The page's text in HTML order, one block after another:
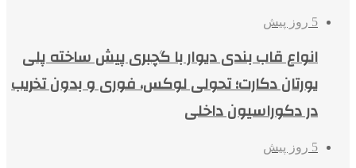
5 روز پیش
انواع قاب بندی دیوار با گچبری پیش ساخته پلی
یورتان دکارت؛ تحولی لوکس، فوری و بدون تخریب
در دکوراسیون داخلی
5 روز پیش